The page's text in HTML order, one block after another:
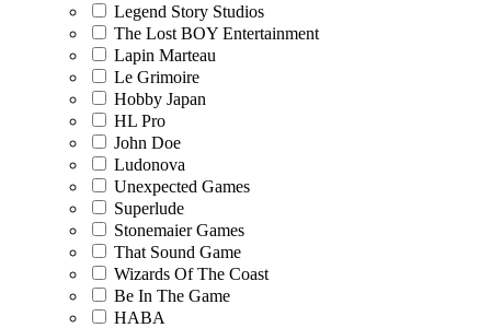
Legend Story Studios
The Lost BOY Entertainment
Lapin Marteau
Le Grimoire
Hobby Japan
HL Pro
John Doe
Ludonova
Unexpected Games
Superlude
Stonemaier Games
That Sound Game
Wizards Of The Coast
Be In The Game
HABA